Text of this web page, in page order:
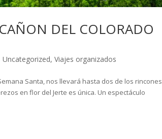
DEL COLORADO
Uncategorized,Viajes organizados
Santa, nos llevará hasta dos de los rincones
en flor del Jerte es única. Un espectáculo